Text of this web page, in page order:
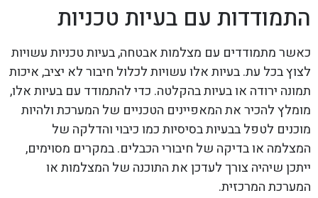
התמודדות עם בעיות טכניות
כאשר מתמודדים עם מצלמות אבטחה, בעיות טכניות עשויות
לצוץ בכל עת. בעיות אלו עשויות לכלול חיבור לא יציב, איכות
תמונה ירודה או בעיות בהקלטה. כדי להתמודד עם בעיות אלו,
מומלץ להכיר את המאפיינים הטכניים של המערכת ולהיות
מוכנים לטפל בבעיות בסיסיות כמו כיבוי והדלקה של
המצלמה או בדיקה של חיבורי הכבלים. במקרים מסוימים,
ייתכן שיהיה צורך לעדכן את התוכנה של המצלמות או
המערכת המרכזית.